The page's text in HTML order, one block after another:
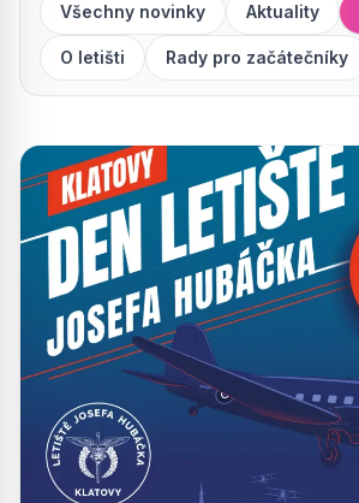
Všechny novinky Aktuality
O letišti Rady pro začátečníky